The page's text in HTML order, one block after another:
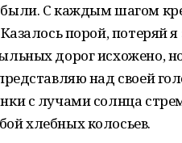
С каждым шагом
Казалось порой, потеряй
дорог исхожено,
над своей
с лучами солнца
хлебных колосьев.